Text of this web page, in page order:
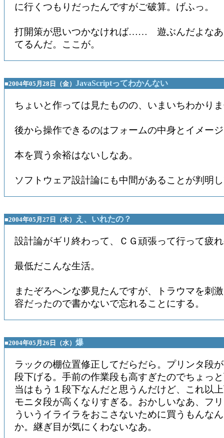
に行くつもりだったんですがご破算。げふっ。
打開策が思いつかなければ…… 遊ぶんだよなあ
てるんだ。ここが。
■2004年05月28日（金） JavaScriptってわかんない
ちょいと作っては見たものの、いまいちわかり
後から操作できるのはフォームの中身とイメー
本を買う余裕はないしなあ。
ソフトウェア設計論にも中間があることが判明
■2004年05月27日（木） え、いれたの？
設計論がギリ終わって、ＣＧ頑張って行って疲
最低だこんな生活。
またぞろへンな夢見たんですが、トラウマを刺
容だったので書かないで忘れることにする。
■2004年05月26日（水） 爆
ラックの棚位置修正してだらだら。プリンタ段
段下げる。手前の作業段も高すぎたのでちょっ
当はもう１段下なんだと思うんだけど、これ以
モニタ段が高くなりすぎる。おかしいなあ、フ
ういうイライラをおこさないために買うもんな
か。継ぎ目が気にくわないなあ。